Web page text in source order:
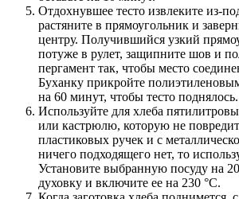
Отдохнувшее тесто извлеките из-
растяните в прямоугольник и
центру. Получившийся узкий
потуже в рулет, защипните шов и
пергамент так, чтобы место
Буханку прикройте
на 60 минут, чтобы тесто поднялось.
Используйте для хлеба
или кастрюлю, которую не повредит
пластиковых ручек и с
ничего подходящего нет, то
Установите выбранную посуду на
духовку и включите ее на 230 °С.